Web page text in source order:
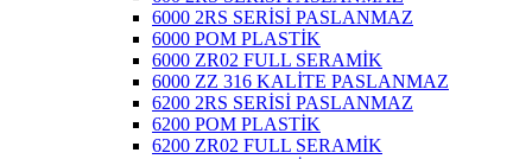
6000 2RS SERİSİ PASLANMAZ
6000 POM PLASTİK
6000 ZR02 FULL SERAMİK
6000 ZZ 316 KALİTE PASLANMAZ
6200 2RS SERİSİ PASLANMAZ
6200 POM PLASTİK
6200 ZR02 FULL SERAMİK